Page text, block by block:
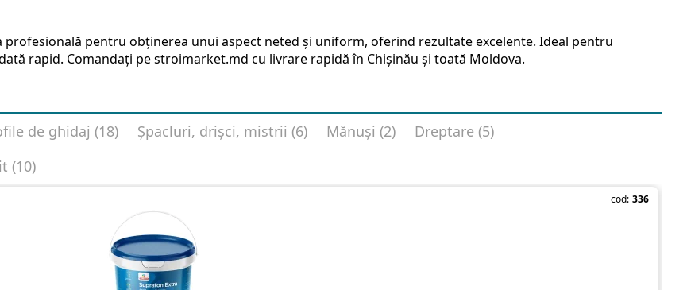
profesională pentru obținerea unui aspect neted și uniform, oferind rezultate excelente. Ideal pentru
rapid. Comandați pe stroimarket.md cu livrare rapidă în Chișinău și toată Moldova.
de ghidaj (18) Șpacluri, drișci, mistrii (6) Mănuși (2)
Dreptare (5)
(10)
cod: 336